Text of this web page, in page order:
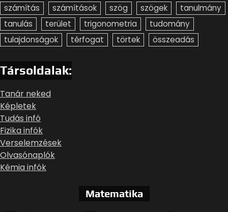
számítás
számítások szög szögek
tanulmány
tanulás
terület trigonometria
tudomány
tulajdonságok
térfogat törtek összeadás
Társoldalak:
Tanár neked
Képletek
Tudás infó
Fizika infók
Verselemzések
Olvasónaplók
Kémia infók
Matematika